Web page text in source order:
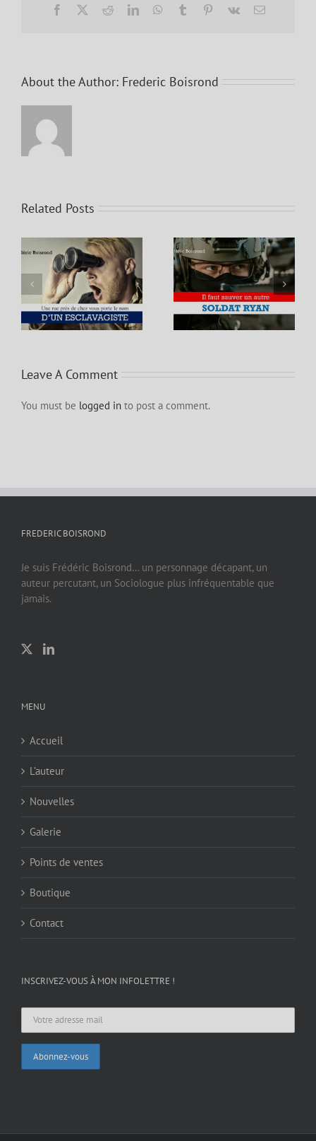
Facebook RedditLinkedInWhatsApp
Tumblr Pinterest
Vk Email
About the Author: Frederic Boisrond
Related Posts
IL FAUT SAUVER UN
AUTRE SOLDAT RYAN
LE CANADA ADORE
SON BANDIT LÉGAL 2.0
Leave A Comment
You must be logged in to post a comment.
FREDERIC BOISROND
Je suis Frédéric Boisrond… un personnage décapant, un
auteur percutant, un Sociologue plus infréquentable que
jamais.
MENU
Accueil
L’auteur
Nouvelles
Galerie
Points de ventes
Boutique
Contact
INSCRIVEZ-VOUS À MON INFOLETTRE !